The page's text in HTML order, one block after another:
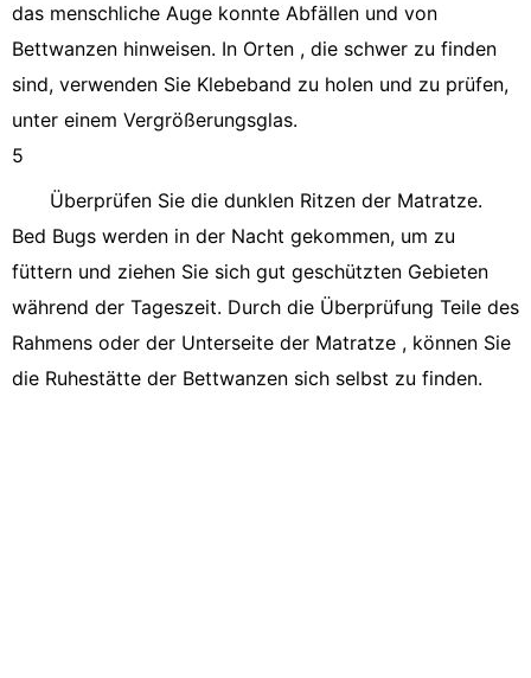
das menschliche Auge konnte Abfällen und von
Bettwanzen hinweisen. In Orten , die schwer zu finden
sind, verwenden Sie Klebeband zu holen und zu prüfen,
unter einem Vergrößerungsglas.
5
Überprüfen Sie die dunklen Ritzen der Matratze.
Bed Bugs werden in der Nacht gekommen, um zu
füttern und ziehen Sie sich gut geschützten Gebieten
während der Tageszeit. Durch die Überprüfung Teile des
Rahmens oder der Unterseite der Matratze , können Sie
die Ruhestätte der Bettwanzen sich selbst zu finden.